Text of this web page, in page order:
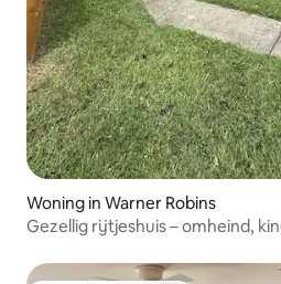
Woning in Warner Robins
Gezellig rijtjeshuis – omheind,